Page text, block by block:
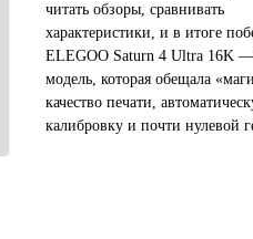
читать обзоры, сравнивать
характеристики, и в итоге
ELEGOO Saturn 4 Ultra 16K —
модель, которая обещала
качество печати,
калибровку и почти нулевой